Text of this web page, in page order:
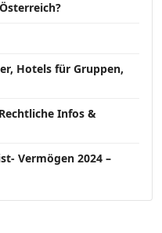
Hotels für Gruppen,
Infos &
Vermögen 2024 –